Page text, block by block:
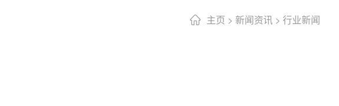
主页 > 新闻资讯 > 行业新闻